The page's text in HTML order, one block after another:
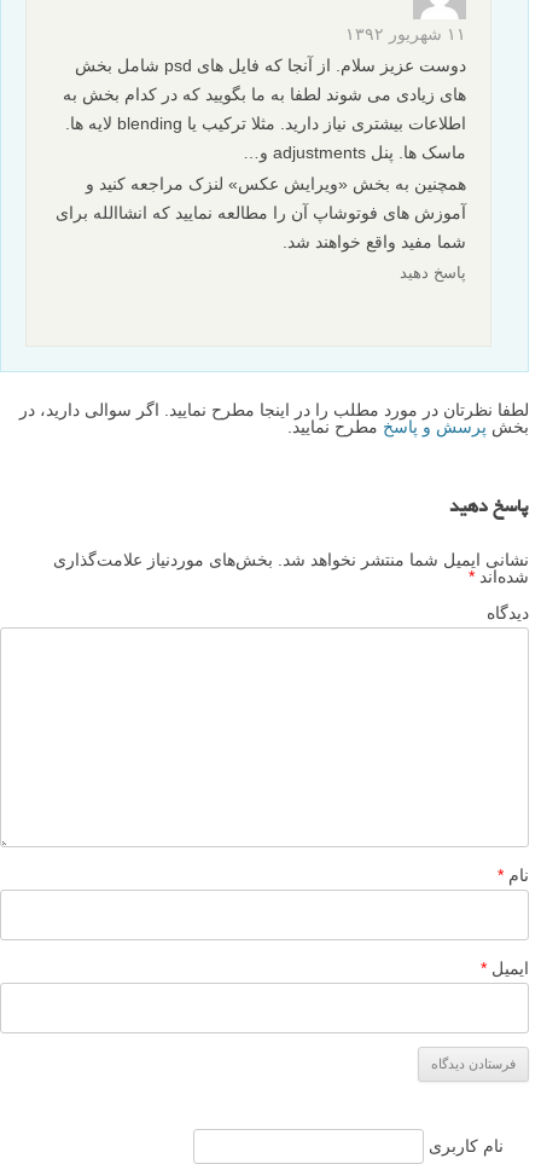
۱۱ شهریور ۱۳۹۲
دوست عزیز سلام. از آنجا که فایل های psd شامل بخش
های زیادی می شوند لطفا به ما بگویید که در کدام بخش به
اطلاعات بیشتری نیاز دارید. مثلا ترکیب یا blending لایه ها.
ماسک ها. پنل adjustments و…
همچنین به بخش «ویرایش عکس» لنزک مراجعه کنید و
آموزش های فوتوشاپ آن را مطالعه نمایید که انشاالله برای
شما مفید واقع خواهند شد.
پاسخ دهید
لطفا نظرتان در مورد مطلب را در اینجا مطرح نمایید. اگر سوالی دارید، در
بخش پرسش و پاسخ مطرح نمایید.
پاسخ دهید
نشانی ایمیل شما منتشر نخواهد شد.
بخش‌های موردنیاز علامت‌گذاری
شده‌اند *
دیدگاه
نام *
ایمیل *
نام کاربری